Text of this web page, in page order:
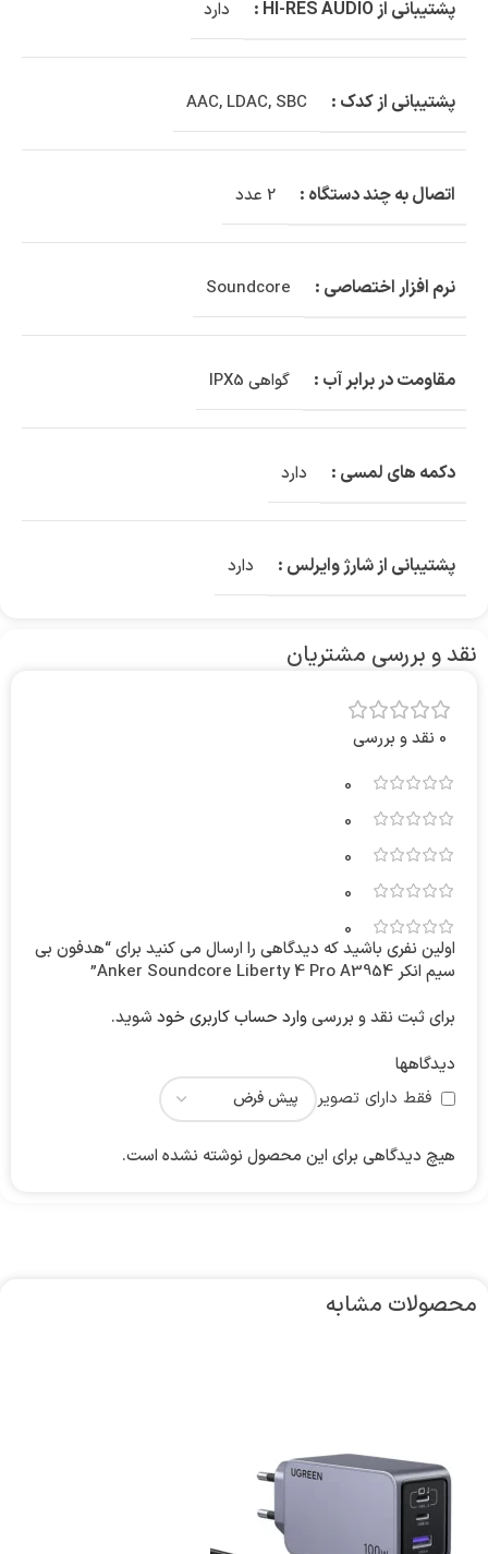
پشتیبانی از HI-RES AUDIO : دارد
پشتیبانی از کدک : AAC, LDAC, SBC
اتصال به چند دستگاه : 2 عدد
نرم افزار اختصاصی : Soundcore
مقاومت در برابر آب : گواهی IPX5
دکمه های لمسی : دارد
پشتیبانی از شارژ وایرلس : دارد
نقد و بررسی مشتریان
0 نقد و بررسی
0
0
0
0
0
دیدگاهها
فقط دارای تصویر
هیچ دیدگاهی برای این محصول نوشته نشده است.
اولین نفری باشید که دیدگاهی را ارسال می کنید برای “هدفون بی
سیم انکر Anker Soundcore Liberty 4 Pro A3954”
برای ثبت نقد و بررسیوارد حساب کاربری خود شوید.
محصولات مشابه